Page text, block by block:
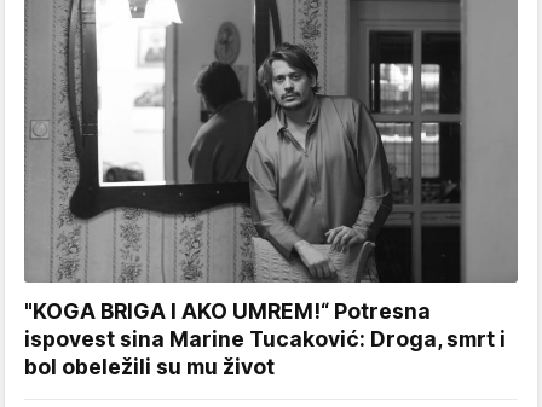
"KOGA BRIGA I AKO UMREM!“ Potresna
ispovest sina Marine Tucaković: Droga, smrt i
bol obeležili su mu život